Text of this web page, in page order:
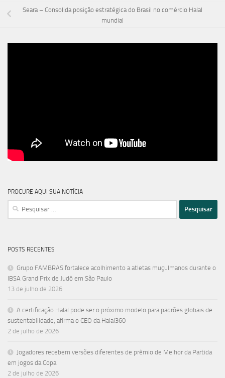
Seara – Consolida posição estratégica do Brasil no comércio Halal
mundial
PROCURE AQUI SUA NOTÍCIA
Pesquisar
POSTS RECENTES
Grupo FAMBRAS fortalece acolhimento a atletas muçulmanos durante o
IBSA Grand Prix de Judô em São Paulo
13 de julho de 2026
A certificação Halal pode ser o próximo modelo para padrões globais de
sustentabilidade, afirma o CEO da Halal360
2 de julho de 2026
Jogadores recebem versões diferentes de prêmio de Melhor da Partida
em jogos da Copa
2 de julho de 2026